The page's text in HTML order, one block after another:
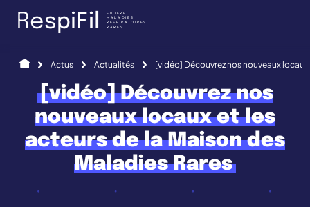
Respi Fi FILIÈRE
MALADIES
RESPIRATOIRES
RARES
AccueilActus Actualités [vidéo] Découvrez nos nouveaux
[vidéo] Découvrez nos
nouveaux locaux et les
acteurs de la Maison des
Maladies Rares